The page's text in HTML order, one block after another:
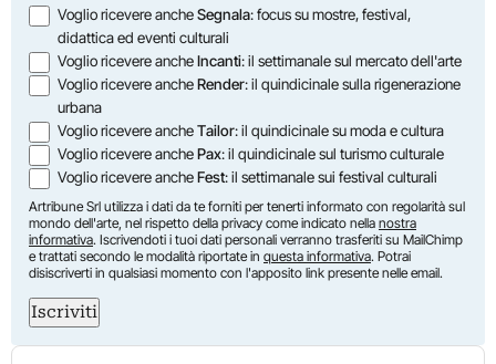
Opzioni
Voglio ricevere ancheSegnala: focus su mostre, festival,
didattica ed eventi culturali
Voglio ricevere ancheIncanti: il settimanale sul mercato dell'arte
Voglio ricevere ancheRender: il quindicinale sulla rigenerazione
urbana
Voglio ricevere ancheTailor: il quindicinale su moda e cultura
Voglio ricevere anchePax: il quindicinale sul turismo culturale
Voglio ricevere ancheFest: il settimanale sui festival culturali
Artribune Srl utilizza i dati da te forniti per tenerti informato con regolarità sul
mondo dell'arte, nel rispetto della privacy come indicato nella nostra
informativa. Iscrivendoti i tuoi dati personali verranno trasferiti su MailChimp
e trattati secondo le modalità riportate in questa informativa. Potrai
disiscriverti in qualsiasi momento con l'apposito link presente nelle email.
Iscriviti